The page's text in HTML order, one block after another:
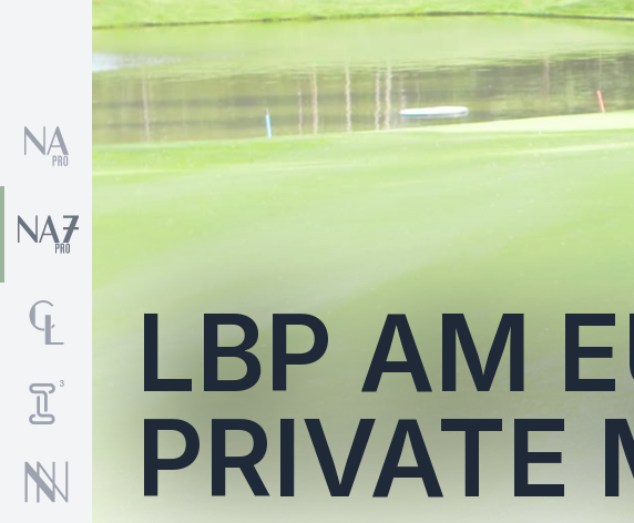
LBP AM
PRIVATE